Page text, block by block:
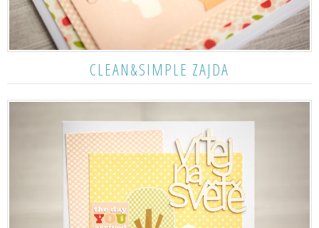
CLEAN&SIMPLE ZAJDA